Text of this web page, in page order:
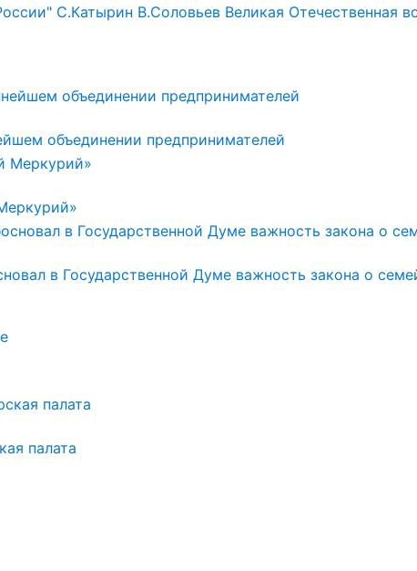
С.Катырин В.Соловьев Великая Отечественная
объединении предпринимателей
в Государственной Думе важность закона о
палата